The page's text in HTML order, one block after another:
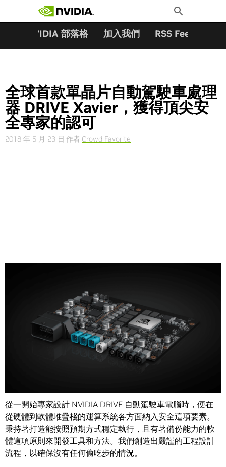
Toggle
Search
NVIDIA 部落格 加入我們 RSS Feeds
全球首款單晶片自動駕駛車處理
器 DRIVE Xavier，獲得頂尖安
全專家的認可
2018 年 5 月 23 日 作者 Crowd Favorite
你不會勾選行車安全這個選項，它不是一項功能。安全是自
從一開始專家設計 NVIDIA DRIVE 自動駕駛車電腦時，便在
從硬體到軟體堆疊棧的運算系統各方面納入安全這項要素。
秉持著打造能按照預期方式穩定執行，且有著備份能力的軟
體這項原則來開發工具和方法。我們創造出嚴謹的工程設計
流程，以確保沒有任何偷吃步的情況。